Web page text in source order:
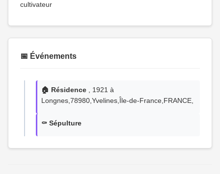
cultivateur
📅 Événements
🏠 Résidence , 1921 à
Longnes,78980,Yvelines,Île-de-France,FRANCE,
⚰️ Sépulture